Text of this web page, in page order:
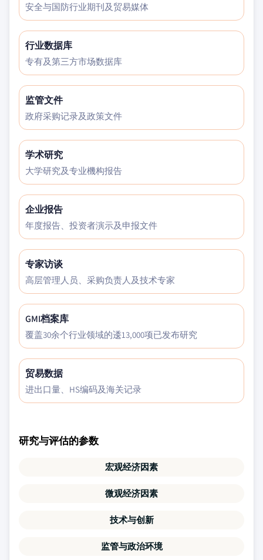
安全与国防行业期刊及贸易媒体
行业数据库
专有及第三方市场数据库
监管文件
政府采购记录及政策文件
学术研究
大学研究及专业機构报告
企业报告
年度报告、投资者演示及申报文件
专家访谈
高层管理人员、采购负责人及技术专家
GMI档案库
覆盖30余个行业领域的逶13,000项已发布研究
贸易数据
进出口量、HS编码及海关记录
研究与评估的参数
宏观经济因素
微观经济因素
技术与创新
监管与政治环境